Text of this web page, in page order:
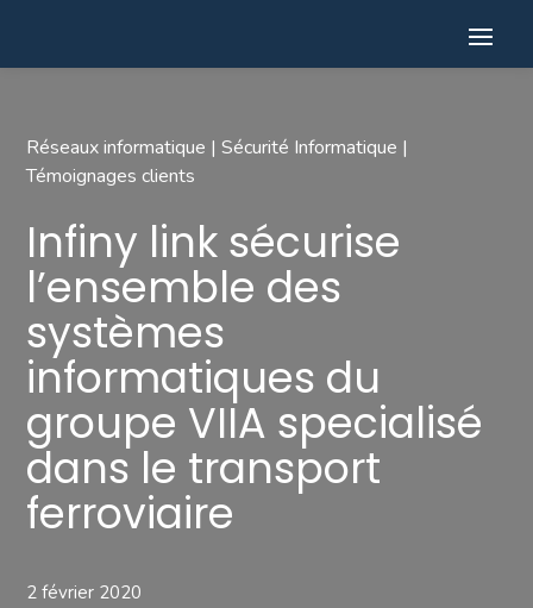
Réseaux informatique |Sécurité Informatique |
Témoignages clients
Infiny link sécurise
l’ensemble des
systèmes
informatiques du
groupe VIIA specialisé
dans le transport
ferroviaire
2 février 2020